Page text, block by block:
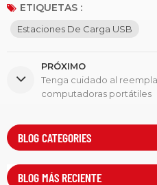
ETIQUETAS :
Estaciones De Carga USB
PRÓXIMO
Tenga cuidado al
computadoras portátiles
BLOG CATEGORIES
BLOG MÁS RECIENTE